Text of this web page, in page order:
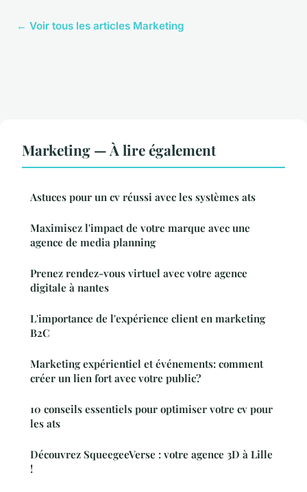
← Voir tous les articles Marketing
Marketing — À lire également
Astuces pour un cv réussi avec les systèmes ats
Maximisez l'impact de votre marque avec une
agence de media planning
Prenez rendez-vous virtuel avec votre agence
digitale à nantes
L'importance de l'expérience client en marketing
B2C
Marketing expérientiel et événements: comment
créer un lien fort avec votre public?
10 conseils essentiels pour optimiser votre cv pour
les ats
Découvrez SqueegeeVerse : votre agence 3D à Lille
!